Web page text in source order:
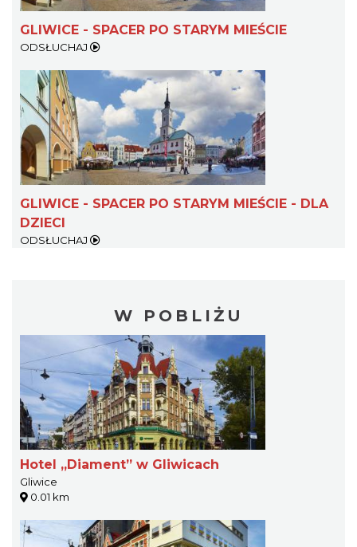
GLIWICE - SPACER PO STARYM MIEŚCIE
ODSŁUCHAJ
GLIWICE - SPACER PO STARYM MIEŚCIE - DLA
DZIECI
ODSŁUCHAJ
W POBLIŻU
Hotel „Diament” w Gliwicach
Gliwice
0.01 km